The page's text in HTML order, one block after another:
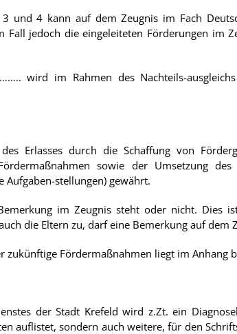
und 4 kann auf dem Zeugnis im Fach
Fall jedoch die eingeleiteten Förderungen im
wird im Rahmen des Nachteils-
Erlasses durch die Schaffung von
sowie der Umsetzung des
stellungen) gewährt.
im Zeugnis steht oder nicht. Dies
die Eltern zu, darf eine Bemerkung auf dem
zukünftige Fördermaßnahmen liegt im Anhang
der Stadt Krefeld wird z.Zt. ein
auflistet, sondern auch weitere, für den